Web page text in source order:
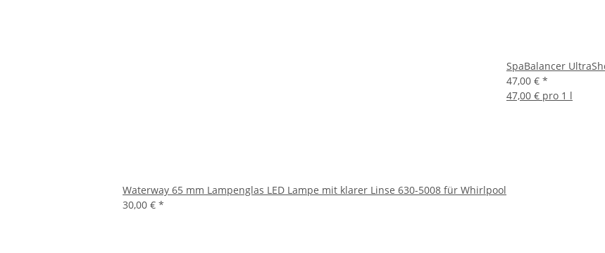
Waterway 65 mm Lampenglas LED Lampe mit klarer Linse 630-5008 für Whirlpool
30,00 € *
SpaBalancer
47,00 € *
47,00 € pro 1 l